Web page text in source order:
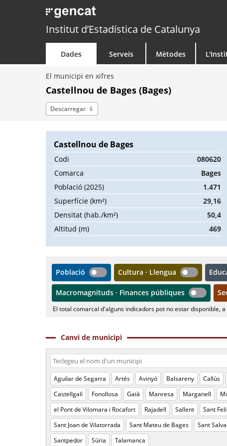
Institut d’Estadística de Catalunya
Dades Serveis Mètodes
El municipi en xifres
Castellnou de Bages (Bages)
Descarregar
Castellnou de Bages
Codi
080620
Comarca
Bages
Població (2025)
1.471
Superfície (km²)
29,16
Densitat (hab./km²)
50,4
Altitud (m)
469
Població Cultura · Llengua
Macromagnituds · Finances públiques
El total comarcal d'alguns indicadors pot no estar disponible,
Canvi de municipi
Aguilar de Segarra Artés Avinyó Balsareny Callús
Castellgalí
Fonollosa Gaià Manresa Marganell
el Pont de Vilomara i Rocafort
Rajadell Sallent Sant
Sant Joan de Vilatorrada
Sant Mateu de Bages Sant
Santpedor
Súria Talamanca